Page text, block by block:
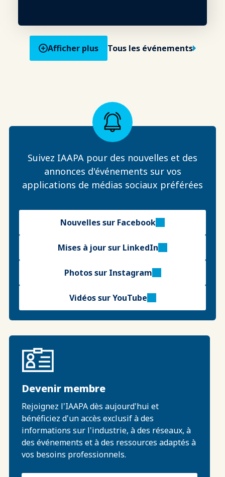
Afficher plus Tous les événements
Suivez IAAPA pour des nouvelles et des
annonces d'événements sur vos
applications de médias sociaux préférées
Nouvelles sur Facebook
Mises à jour sur LinkedIn
Photos sur Instagram
Vidéos sur YouTube
Devenir membre
Rejoignez l'IAAPA dès aujourd'hui et
bénéficiez d'un accès exclusif à des
informations sur l'industrie, à des réseaux, à
des événements et à des ressources adaptés à
vos besoins professionnels.